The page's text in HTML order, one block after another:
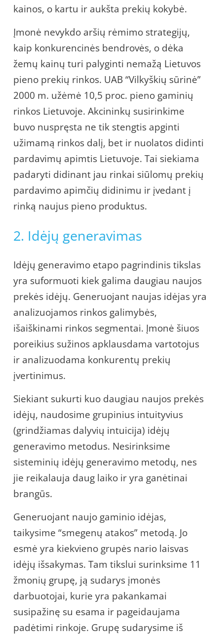
kainos, o kartu ir aukšta prekių kokybė.
Įmonė nevykdo aršių rėmimo strategijų,
kaip konkurencinės bendrovės, o dėka
žemų kainų turi palyginti nemažą Lietuvos
pieno prekių rinkos. UAB “Vilkyškių sūrinė”
2000 m. užėmė 10,5 proc. pieno gaminių
rinkos Lietuvoje. Akcininkų susirinkime
buvo nuspręsta ne tik stengtis apginti
užimamą rinkos dalį, bet ir nuolatos didinti
pardavimų apimtis Lietuvoje. Tai siekiama
padaryti didinant jau rinkai siūlomų prekių
pardavimo apimčių didinimu ir įvedant į
rinką naujus pieno produktus.
2. Idėjų generavimas
Idėjų generavimo etapo pagrindinis tikslas
yra suformuoti kiek galima daugiau naujos
prekės idėjų. Generuojant naujas idėjas yra
analizuojamos rinkos galimybės,
išaiškinami rinkos segmentai. Įmonė šiuos
poreikius sužinos apklausdama vartotojus
ir analizuodama konkurentų prekių
įvertinimus.
Siekiant sukurti kuo daugiau naujos prekės
idėjų, naudosime grupinius intuityvius
(grindžiamas dalyvių intuicija) idėjų
generavimo metodus. Nesirinksime
sisteminių idėjų generavimo metodų, nes
jie reikalauja daug laiko ir yra ganėtinai
brangūs.
Generuojant naujo gaminio idėjas,
taikysime “smegenų atakos” metodą. Jo
esmė yra kiekvieno grupės nario laisvas
idėjų išsakymas. Tam tikslui surinksime 11
žmonių grupę, ją sudarys įmonės
darbuotojai, kurie yra pakankamai
susipažinę su esama ir pageidaujama
padėtimi rinkoje. Grupę sudarysime iš